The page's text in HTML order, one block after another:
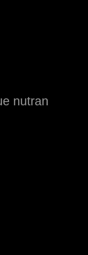
nutran